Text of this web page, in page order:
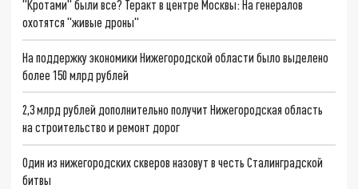
"Кротами" были все? Теракт в центре Москвы: На генералов
охотятся "живые дроны"
На поддержку экономики Нижегородской области было выделено
более 150 млрд рублей
2,3 млрд рублей дополнительно получит Нижегородская область
на строительство и ремонт дорог
Один из нижегородских скверов назовут в честь Сталинградской
битвы